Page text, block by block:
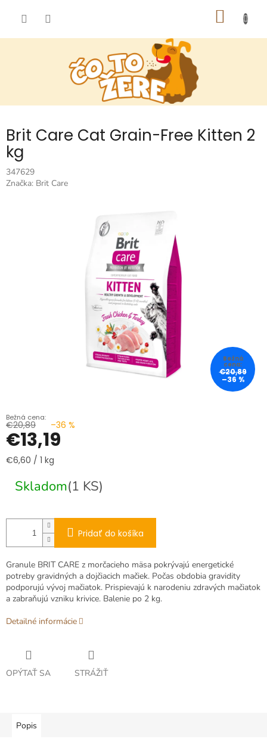
Brit Care Cat Grain-Free Kitten 2
kg
347629
Značka: Brit Care
€20,89
–36 %
€20,89 –36 %
€13,19
Jednotková
€6,60 / 1 kg
Skladom(1 KS)
Pridať do košíka
Granule BRIT CARE z morčacieho mäsa pokrývajú energetické
potreby gravidných a dojčiacich mačiek. Počas obdobia gravidity
podporujú vývoj mačiatok. Prispievajú k narodeniu zdravých mačiatok
a zabraňujú vzniku krivice. Balenie po 2 kg.
Detailné informácie
OPÝTAŤ SA STRÁŽIŤ
Popis